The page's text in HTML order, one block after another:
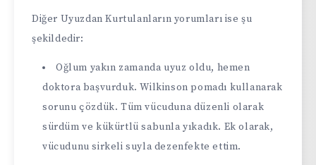
Diğer Uyuzdan Kurtulanların yorumları ise şu
şekildedir:
Oğlum yakın zamanda uyuz oldu, hemen
doktora başvurduk. Wilkinson pomadı kullanarak
sorunu çözdük. Tüm vücuduna düzenli olarak
sürdüm ve kükürtlü sabunla yıkadık. Ek olarak,
vücudunu sirkeli suyla dezenfekte ettim.